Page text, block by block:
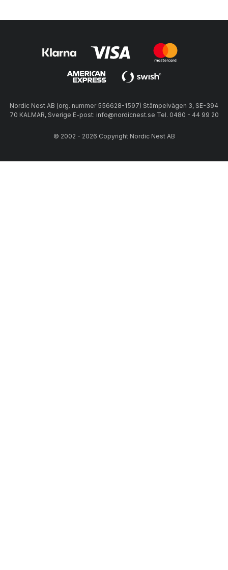
Nordic Nest AB (org. nummer 556628-1597) Stämpelvägen 3, SE-394
70 KALMAR, Sverige E-post: info@nordicnest.se Tel. 0480 - 44 99 20
© 2002 - 2026 Copyright Nordic Nest AB